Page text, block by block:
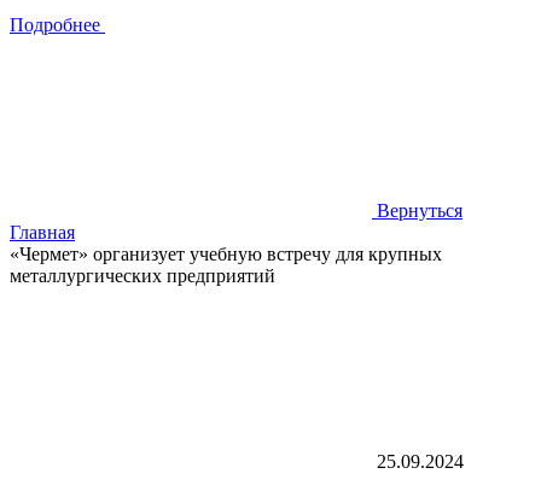
Подробнее
Вернуться
Главная
«Чермет» организует учебную встречу для крупных
металлургических предприятий
25.09.2024